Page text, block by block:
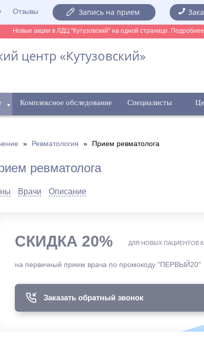
Новые акции в ЛДЦ "Кутузовский" на одной странице. Подробнее
Запись на прием
Отзывы
центр «Кутузовский»
Комплексное обследование Специалисты
» Ревматология » Прием ревматолога
ревматолога
Врачи Описание
СКИДКА 20% ДЛЯ НОВЫХ ПАЦИЕНТОВ
на первичный прием врача по промокоду "ПЕРВЫЙ20"
Заказать обратный звонок